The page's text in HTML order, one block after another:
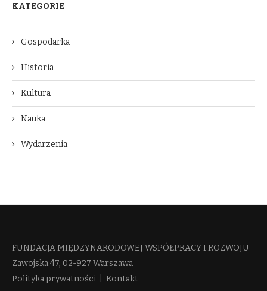
KATEGORIE
Gospodarka
Historia
Kultura
Nauka
Wydarzenia
FUNDACJA MIĘDZYNARODOWEJ WSPÓŁPRACY I ROZWOJU​
Zawojska 47, 02-927 Warszawa
Polityka prywatności
Kontakt